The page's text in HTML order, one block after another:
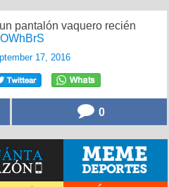
pantalón vaquero recién
17, 2016
0